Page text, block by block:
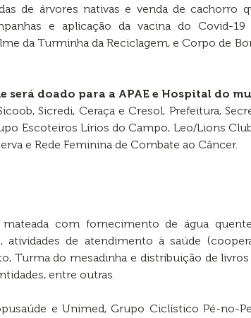
de árvores nativas e venda de
e aplicação da vacina do Covid-
da Turminha da Reciclagem, e Corpo de
será doado para a APAE e Hospital do
Sicredi, Ceraça e Cresol, Prefeitura,
Escoteiros Lírios do Campo, Leo/Lions
e Rede Feminina de Combate ao Câncer.
com fornecimento de água
de atendimento à saúde
Turma do mesadinha e distribuição de
entre outras.
e Unimed, Grupo Ciclístico Pé-no-